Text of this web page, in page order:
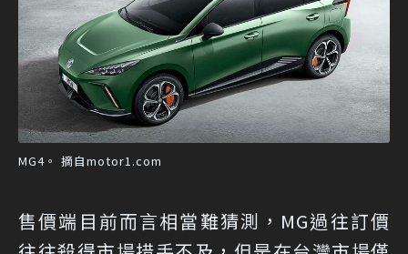
MG4。 摘自motor1.com
售價端目前而言相當難猜測，MG過往訂價